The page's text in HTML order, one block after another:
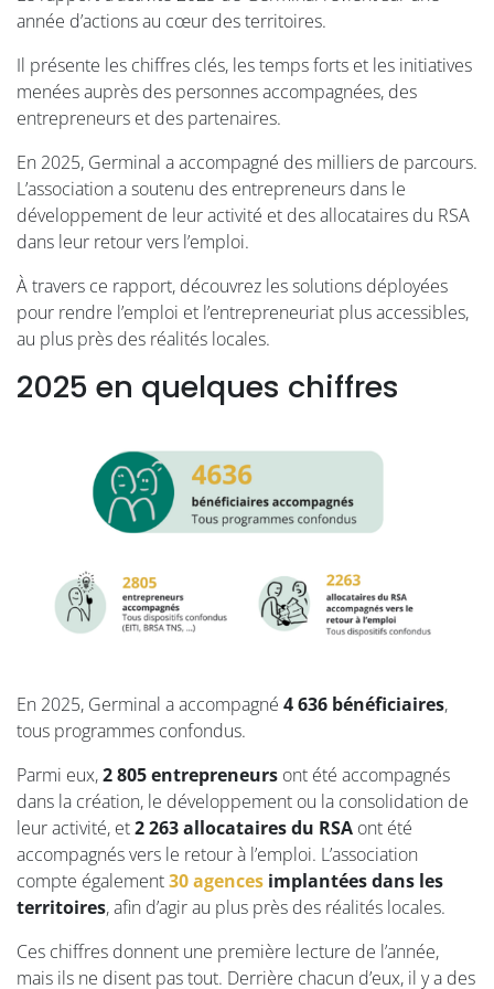
année d’actions au cœur des territoires.
Il présente les chiffres clés, les temps forts et les initiatives
menées auprès des personnes accompagnées, des
entrepreneurs et des partenaires.
En 2025, Germinal a accompagné des milliers de parcours.
L’association a soutenu des entrepreneurs dans le
développement de leur activité et des allocataires du RSA
dans leur retour vers l’emploi.
À travers ce rapport, découvrez les solutions déployées
pour rendre l’emploi et l’entrepreneuriat plus accessibles,
au plus près des réalités locales.
2025 en quelques chiffres
En 2025, Germinal a accompagné 4 636 bénéficiaires,
tous programmes confondus.
Parmi eux,2 805 entrepreneurs ont été accompagnés
dans la création, le développement ou la consolidation de
leur activité, et2 263 allocataires du RSA ont été
accompagnés vers le retour à l’emploi. L’association
compte également30 agences implantées dans les
territoires, afin d’agir au plus près des réalités locales.
Ces chiffres donnent une première lecture de l’année,
mais ils ne disent pas tout. Derrière chacun d’eux, il y a des